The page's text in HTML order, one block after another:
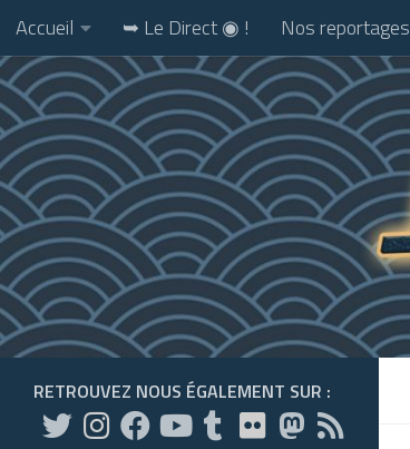
Skip to content
Accueil ➥ Le Direct ◉ ! Nos reportages
RETROUVEZ NOUS ÉGALEMENT SUR :